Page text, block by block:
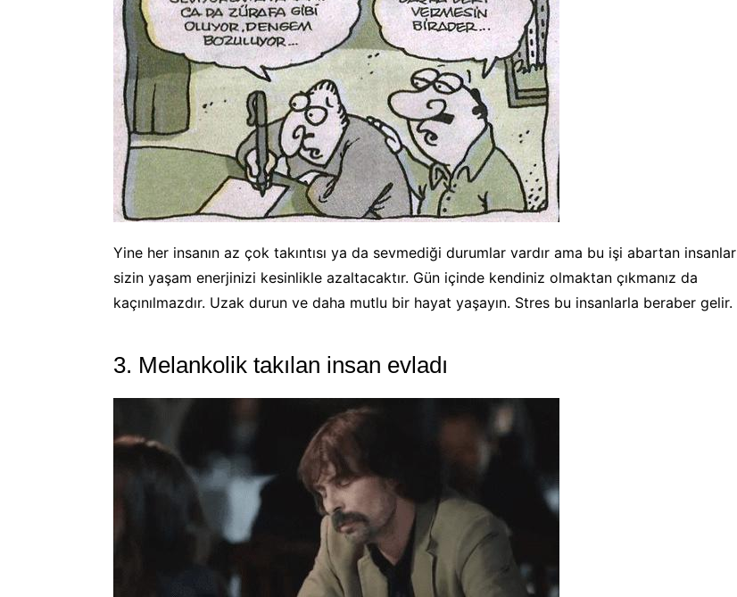
Yine her insanın az çok takıntısı ya da sevmediği durumlar vardır ama bu işi abartan insanlar
sizin yaşam enerjinizi kesinlikle azaltacaktır. Gün içinde kendiniz olmaktan çıkmanız da
kaçınılmazdır. Uzak durun ve daha mutlu bir hayat yaşayın. Stres bu insanlarla beraber gelir.
3. Melankolik takılan insan evladı